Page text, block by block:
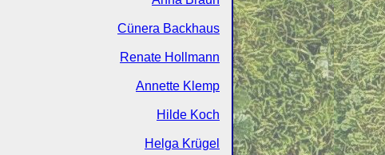
Cünera Backhaus
Renate Hollmann
Annette Klemp
Hilde Koch
Helga Krügel